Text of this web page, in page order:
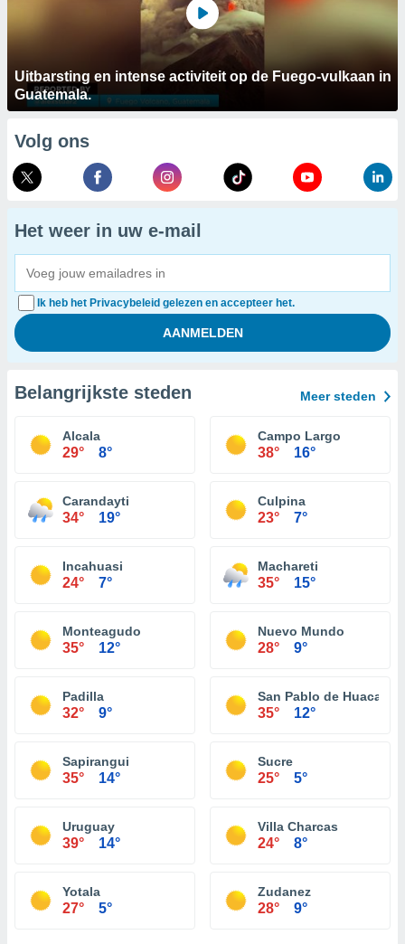
Uitbarsting en intense activiteit op de Fuego-vulkaan in
Guatemala.
Volg ons
Het weer in uw e-mail
Ik heb het Privacybeleid gelezen en accepteer het.
Belangrijkste steden Meer steden
Alcala
29° 8°
Campo Largo
38° 16°
Carandayti
34° 19°
Culpina
23° 7°
Incahuasi
24° 7°
Machareti
35° 15°
Monteagudo
35° 12°
Nuevo Mundo
28° 9°
Padilla
32° 9°
San Pablo de Huacareta
35° 12°
Sapirangui
35° 14°
Sucre
25° 5°
Uruguay
39° 14°
Villa Charcas
24° 8°
Yotala
27° 5°
Zudanez
28° 9°